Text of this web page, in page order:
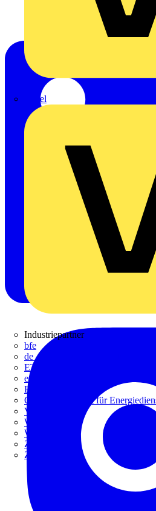
Rexel
Industriepartner
bfe
de - das Elektrohandwerk
ETIM Deutschland eV
etz
Europacable
GED Gesellschaft für
VDE
Weka
Westermann
ZVEH
ZVEI